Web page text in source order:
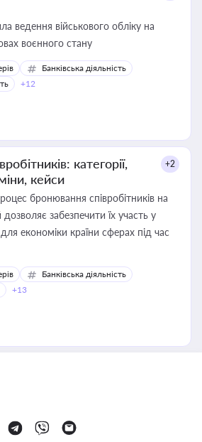
ведення військового обліку на
воєнного стану
Банківська діяльність
+12
категорії,
кейси
+2
бронювання співробітників на
забезпечити їх участь у
економіки країни сферах під час
Банківська діяльність
+13